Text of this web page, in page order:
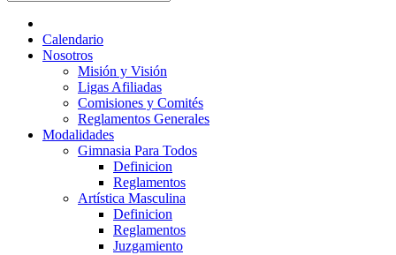
Calendario
Nosotros
Misión y Visión
Ligas Afiliadas
Comisiones y Comités
Reglamentos Generales
Modalidades
Gimnasia Para Todos
Definicion
Reglamentos
Artística Masculina
Definicion
Reglamentos
Juzgamiento